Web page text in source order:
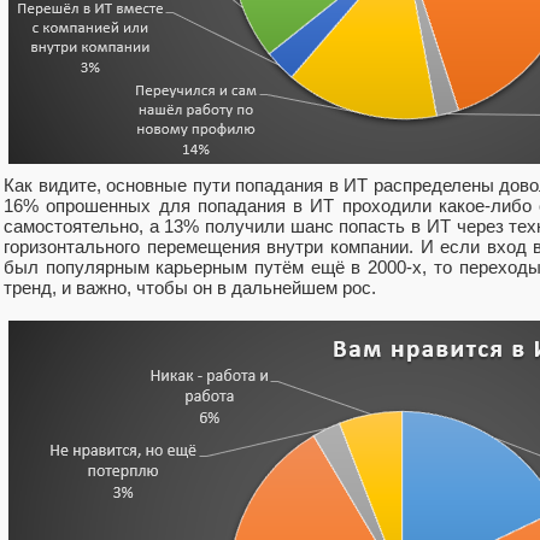
Как видите, основные пути попадания в ИТ распределены
16% опрошенных для попадания в ИТ проходили какое-либо
самостоятельно, а 13% получили шанс попасть в ИТ через
горизонтального перемещения внутри компании. И если вход
был популярным карьерным путём ещё в 2000-х, то
тренд, и важно, чтобы он в дальнейшем рос.